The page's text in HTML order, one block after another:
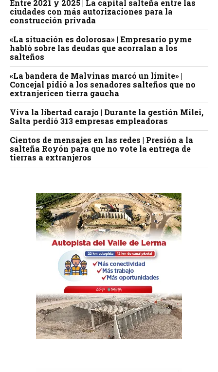
Entre 2021 y 2025 | La capital salteña entre las
ciudades con más autorizaciones para la
construcción privada
«La situación es dolorosa» | Empresario pyme
habló sobre las deudas que acorralan a los
salteños
«La bandera de Malvinas marcó un límite» |
Concejal pidió a los senadores salteños que no
extranjericen tierra gaucha
Viva la libertad carajo | Durante la gestión Milei,
Salta perdió 313 empresas empleadoras
Cientos de mensajes en las redes | Presión a la
salteña Royón para que no vote la entrega de
tierras a extranjeros